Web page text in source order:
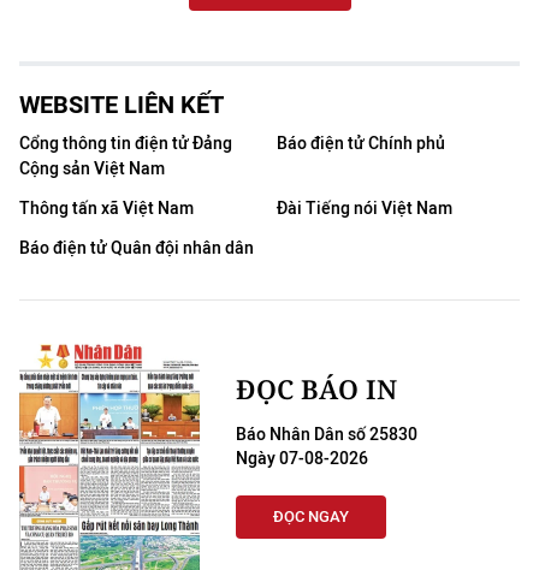
WEBSITE LIÊN KẾT
Cổng thông tin điện tử Đảng
Cộng sản Việt Nam
Báo điện tử Chính phủ
Thông tấn xã Việt Nam
Đài Tiếng nói Việt Nam
Báo điện tử Quân đội nhân dân
ĐỌC BÁO IN
Báo Nhân Dân số 25830
Ngày 07-08-2026
ĐỌC NGAY